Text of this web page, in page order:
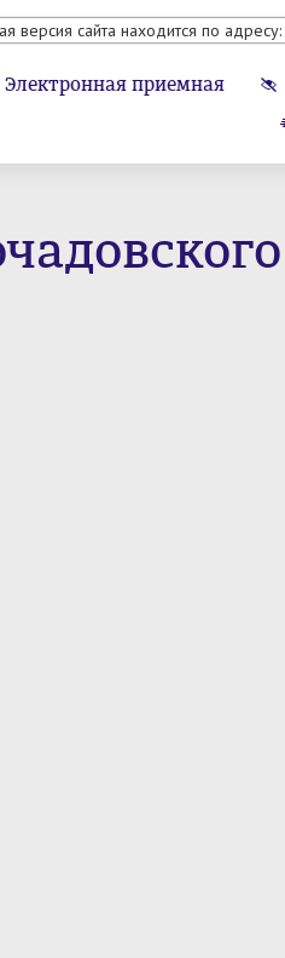
версия сайта находится по адресу:
Электронная приемная